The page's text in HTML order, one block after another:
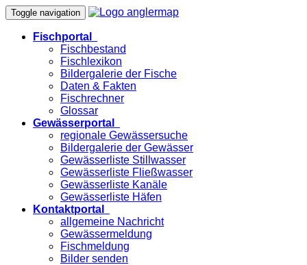
Toggle navigation
Fischportal
Fischbestand
Fischlexikon
Bildergalerie der Fische
Daten & Fakten
Fischrechner
Glossar
Gewässerportal
regionale Gewässersuche
Bildergalerie der Gewässer
Gewässerliste Stillwasser
Gewässerliste Fließwasser
Gewässerliste Kanäle
Gewässerliste Häfen
Kontaktportal
allgemeine Nachricht
Gewässermeldung
Fischmeldung
Bilder senden